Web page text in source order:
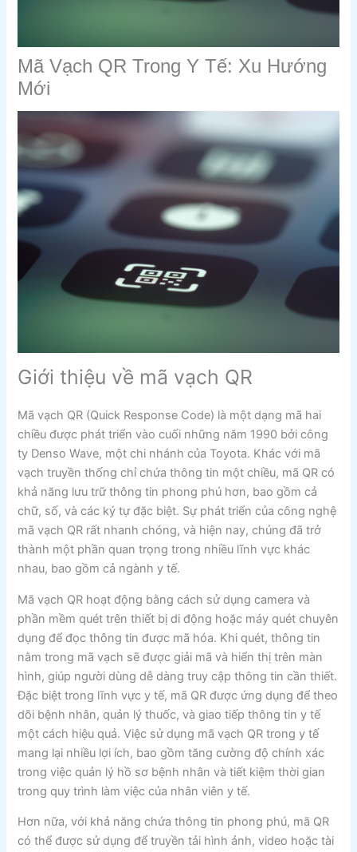
Mã Vạch QR Trong Y Tế: Xu Hướng
Mới
Giới thiệu về mã vạch QR
Mã vạch QR (Quick Response Code) là một dạng mã hai
chiều được phát triển vào cuối những năm 1990 bởi công
ty Denso Wave, một chi nhánh của Toyota. Khác với mã
vạch truyền thống chỉ chứa thông tin một chiều, mã QR có
khả năng lưu trữ thông tin phong phú hơn, bao gồm cả
chữ, số, và các ký tự đặc biệt. Sự phát triển của công nghệ
mã vạch QR rất nhanh chóng, và hiện nay, chúng đã trở
thành một phần quan trọng trong nhiều lĩnh vực khác
nhau, bao gồm cả ngành y tế.
Mã vạch QR hoạt động bằng cách sử dụng camera và
phần mềm quét trên thiết bị di động hoặc máy quét chuyên
dụng để đọc thông tin được mã hóa. Khi quét, thông tin
nằm trong mã vạch sẽ được giải mã và hiển thị trên màn
hình, giúp người dùng dễ dàng truy cập thông tin cần thiết.
Đặc biệt trong lĩnh vực y tế, mã QR được ứng dụng để theo
dõi bệnh nhân, quản lý thuốc, và giao tiếp thông tin y tế
một cách hiệu quả. Việc sử dụng mã vạch QR trong y tế
mang lại nhiều lợi ích, bao gồm tăng cường độ chính xác
trong việc quản lý hồ sơ bệnh nhân và tiết kiệm thời gian
trong quy trình làm việc của nhân viên y tế.
Hơn nữa, với khả năng chứa thông tin phong phú, mã QR
có thể được sử dụng để truyền tải hình ảnh, video hoặc tài